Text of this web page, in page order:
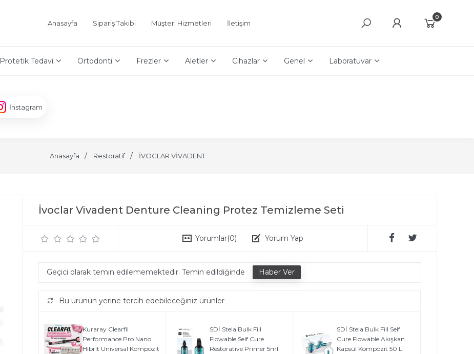
Anasayfa Sipariş Takibi Müşteri Hizmetleri İletişim
0
Protetik Tedavi Ortodonti Frezler Aletler Cihazlar Genel Laboratuvar
İnstagram
Anasayfa Restoratif İVOCLAR VİVADENT
İvoclar Vivadent Denture Cleaning Protez Temizleme Seti
Yorumlar(0) Yorum Yap
Geçici olarak temin edilememektedir. Temin edildiğinde
Bu ürünün yerine tercih edebileceğiniz ürünler
Kuraray Clearfil
Performance Pro Nano
Hibrit Universal Kompozit
SDİ Stela Bulk Fill
Flowable Self Cure
Restorative Primer 5ml
SDİ Stela Bulk Fill Self
Cure Flowable Akışkan
Kapsül Kompozit 50 Li